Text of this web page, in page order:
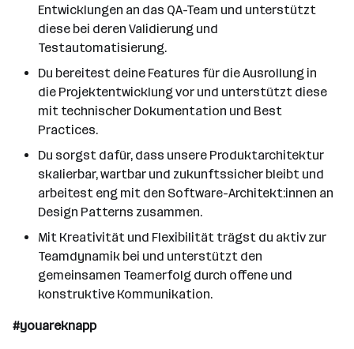
Entwicklungen an das QA-Team und unterstützt
diese bei deren Validierung und
Testautomatisierung.
Du bereitest deine Features für die Ausrollung in
die Projektentwicklung vor und unterstützt diese
mit technischer Dokumentation und Best
Practices.
Du sorgst dafür, dass unsere Produktarchitektur
skalierbar, wartbar und zukunftssicher bleibt und
arbeitest eng mit den Software-Architekt:innen an
Design Patterns zusammen.
Mit Kreativität und Flexibilität trägst du aktiv zur
Teamdynamik bei und unterstützt den
gemeinsamen Teamerfolg durch offene und
konstruktive Kommunikation.
#youareknapp